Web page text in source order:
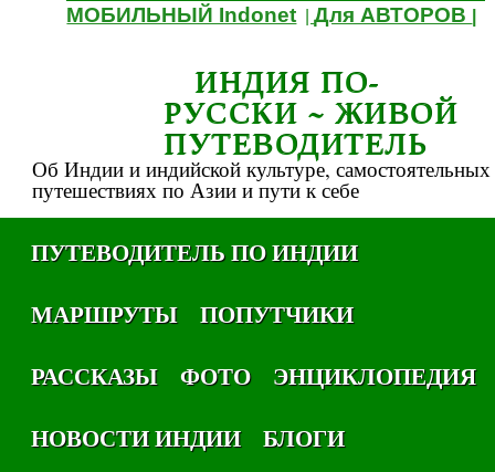
МОБИЛЬНЫЙ Indonet |Для АВТОРОВ
ИНДИЯ ПО-
РУССКИ ~ ЖИВОЙ
ПУТЕВОДИТЕЛЬ
Об Индии и индийской культуре, самостоятельных
путешествиях по Азии и пути к себе
ПУТЕВОДИТЕЛЬ ПО ИНДИИ
МАРШРУТЫ
ПОПУТЧИКИ
РАССКАЗЫ
ФОТО
ЭНЦИКЛОПЕДИЯ
НОВОСТИ ИНДИИ
БЛОГИ